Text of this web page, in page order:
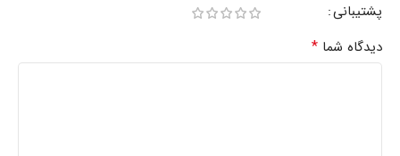
پشتیبانی
دیدگاه شما *